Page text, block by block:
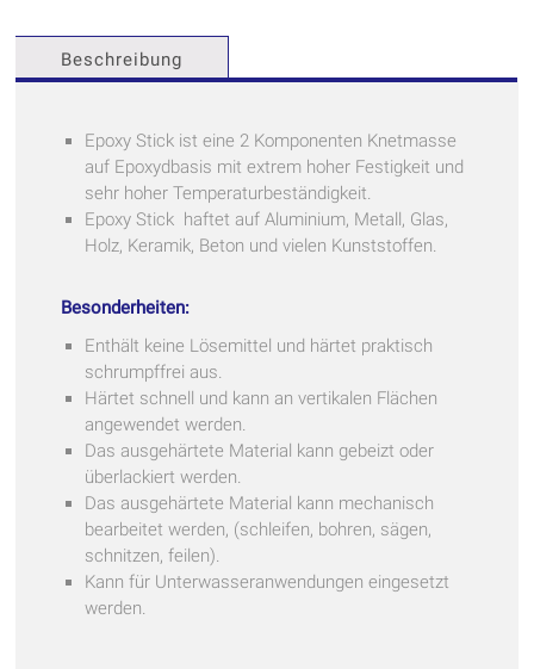
Beschreibung
Epoxy Stick ist eine 2 Komponenten Knetmasse
auf Epoxydbasis mit extrem hoher Festigkeit und
sehr hoher Temperaturbeständigkeit.
Epoxy Stick haftet auf Aluminium, Metall, Glas,
Holz, Keramik, Beton und vielen Kunststoffen.
Besonderheiten:
Enthält keine Lösemittel und härtet praktisch
schrumpffrei aus.
Härtet schnell und kann an vertikalen Flächen
angewendet werden.
Das ausgehärtete Material kann gebeizt oder
überlackiert werden.
Das ausgehärtete Material kann mechanisch
bearbeitet werden, (schleifen, bohren, sägen,
schnitzen, feilen).
Kann für Unterwasseranwendungen eingesetzt
werden.